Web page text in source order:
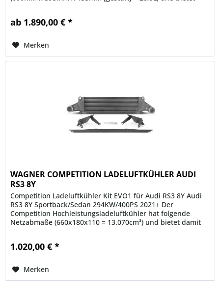
ab 1.890,00 € *
Merken
WAGNER COMPETITION LADELUFTKÜHLER AUDI
RS3 8Y
Competition Ladeluftkühler Kit EVO1 für Audi RS3 8Y Audi
RS3 8Y Sportback/Sedan 294KW/400PS 2021+ Der
Competition Hochleistungsladeluftkühler hat folgende
Netzabmaße (660x180x110 = 13.070cm³) und bietet damit
1.020,00 € *
Merken